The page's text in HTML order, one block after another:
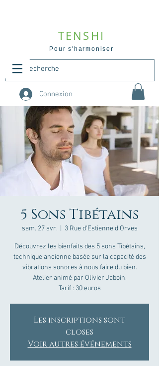
TENSHI
Pour s'harmoniser
Connexion
5 Sons Tibétains
sam. 27 avr.
  |
3 Rue d'Estienne d'Orves
Découvrez les bienfaits des 5 sons Tibétains,
technique ancienne basée sur la capacité des
vibrations sonores à nous faire du bien.
Atelier animé par Olivier Jaboin.
Tarif : 30 euros
Les inscriptions sont
closes
Voir autres événements